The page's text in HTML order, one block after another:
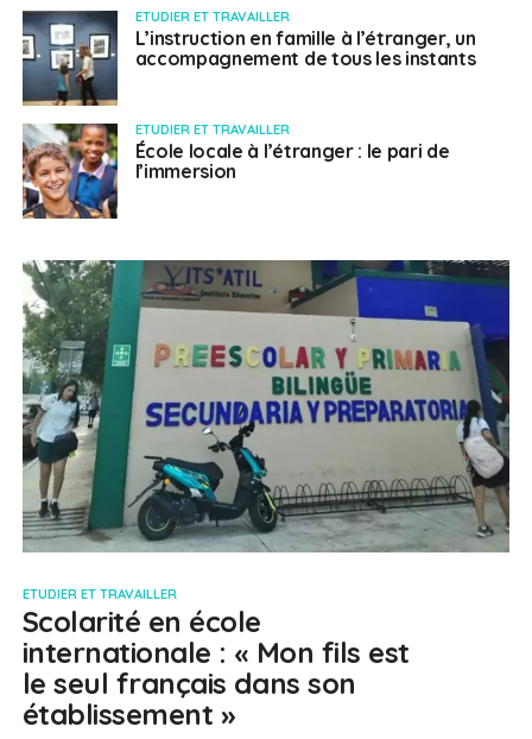
ETUDIER ET TRAVAILLER
L’instruction en famille à l’étranger, un
accompagnement de tous les instants
ETUDIER ET TRAVAILLER
École locale à l’étranger : le pari de
l’immersion
ETUDIER ET TRAVAILLER
Scolarité en école
internationale : « Mon fils est
le seul français dans son
établissement »